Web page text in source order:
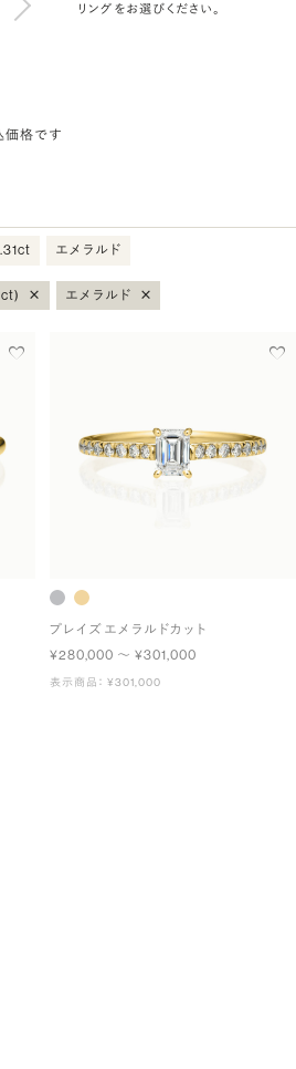
リングをお選びください。
格です
エメラルド
× エメラルド ×
プレイズ エメラルドカット
¥280,000 〜 ¥301,000
表示商品： ¥301,000